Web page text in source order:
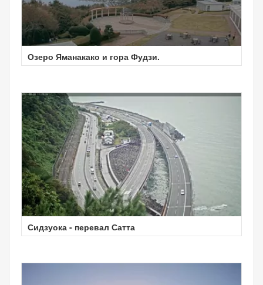
Озеро Яманакако и гора Фудзи.
Сидзуока - перевал Сатта